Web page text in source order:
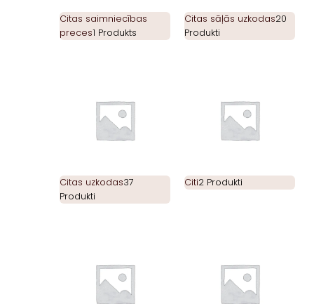
Citas saimniecības
preces1 Produkts
Citas sāļās uzkodas20
Produkti
Citas uzkodas37
Produkti
Citi2 Produkti